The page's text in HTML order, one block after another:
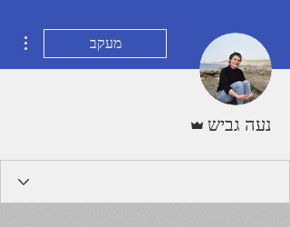
מעקב
נעה גביש